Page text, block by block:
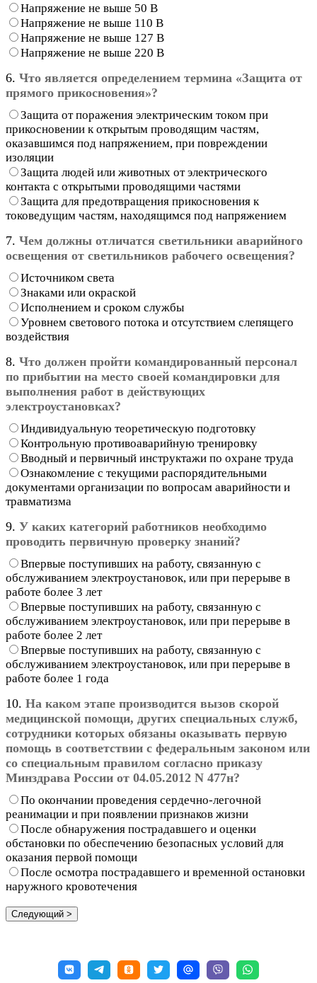
Напряжение не выше 50 В
Напряжение не выше 110 В
Напряжение не выше 127 В
Напряжение не выше 220 В
6. Что является определением термина «Защита от
прямого прикосновения»?
Защита от поражения электрическим током при
прикосновении к открытым проводящим частям,
оказавшимся под напряжением, при повреждении
изоляции
Защита людей или животных от электрического
контакта с открытыми проводящими частями
Защита для предотвращения прикосновения к
токоведущим частям, находящимся под напряжением
7. Чем должны отличатся светильники аварийного
освещения от светильников рабочего освещения?
Источником света
Знаками или окраской
Исполнением и сроком службы
Уровнем светового потока и отсутствием слепящего
воздействия
8. Что должен пройти командированный персонал
по прибытии на место своей командировки для
выполнения работ в действующих
электроустановках?
Индивидуальную теоретическую подготовку
Контрольную противоаварийную тренировку
Вводный и первичный инструктажи по охране труда
Ознакомление с текущими распорядительными
документами организации по вопросам аварийности и
травматизма
9. У каких категорий работников необходимо
проводить первичную проверку знаний?
Впервые поступивших на работу, связанную с
обслуживанием электроустановок, или при перерыве в
работе более 3 лет
Впервые поступивших на работу, связанную с
обслуживанием электроустановок, или при перерыве в
работе более 2 лет
Впервые поступивших на работу, связанную с
обслуживанием электроустановок, или при перерыве в
работе более 1 года
10. На каком этапе производится вызов скорой
медицинской помощи, других специальных служб,
сотрудники которых обязаны оказывать первую
помощь в соответствии с федеральным законом или
со специальным правилом согласно приказу
Минздрава России от 04.05.2012 N 477н?
По окончании проведения сердечно-легочной
реанимации и при появлении признаков жизни
После обнаружения пострадавшего и оценки
обстановки по обеспечению безопасных условий для
оказания первой помощи
После осмотра пострадавшего и временной остановки
наружного кровотечения